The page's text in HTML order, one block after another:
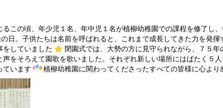
この頃、年少児１名、年中児１名が植柳幼稚園での課程を修了し
日。子供たちは名前を呼ばれると、これまで成長してきた力を発揮
をしていました
閉園式では、大勢の方に見守られながら、７５
をそろえて園歌を歌いました。それぞれ新しい場所にはばたく５
ています
植柳幼稚園に関わってくださったすべての皆様に心より